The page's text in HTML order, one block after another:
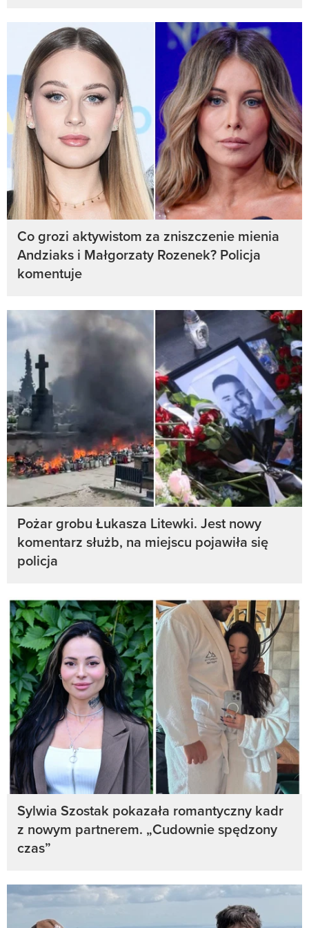
Co grozi aktywistom za zniszczenie mienia
Andziaks i Małgorzaty Rozenek? Policja
komentuje
Pożar grobu Łukasza Litewki. Jest nowy
komentarz służb, na miejscu pojawiła się
policja
Sylwia Szostak pokazała romantyczny kadr
z nowym partnerem. „Cudownie spędzony
czas”